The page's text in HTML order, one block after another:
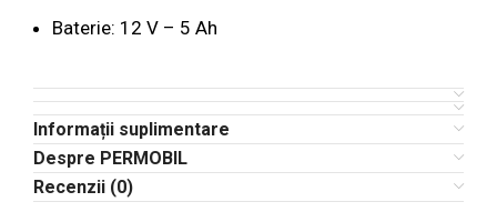
Baterie: 12 V – 5 Ah
Informații suplimentare
Despre PERMOBIL
Recenzii (0)